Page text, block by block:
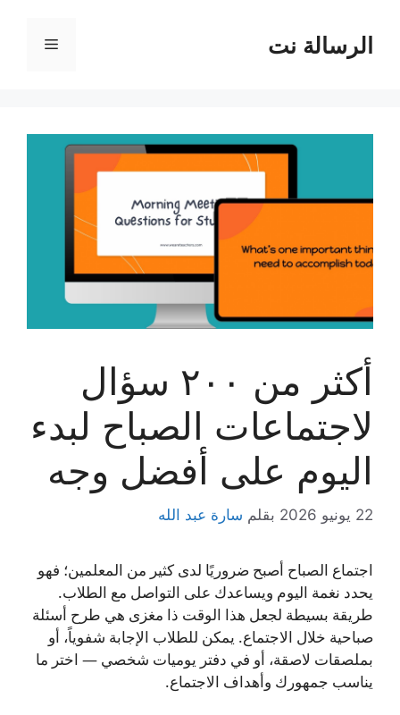
المحتوىالرسالة نت القائمة
أكثر من ٢٠٠ سؤال
لاجتماعات الصباح لبدء
اليوم على أفضل وجه
22 يونيو 2026 بقلم سارة عبد الله
اجتماع الصباح أصبح ضروريًا لدى كثير من المعلمين؛ فهو
يحدد نغمة اليوم ويساعدك على التواصل مع الطلاب.
طريقة بسيطة لجعل هذا الوقت ذا مغزى هي طرح أسئلة
صباحية خلال الاجتماع. يمكن للطلاب الإجابة شفوياً، أو
بملصقات لاصقة، أو في دفتر يوميات شخصي — اختر ما
يناسب جمهورك وأهداف الاجتماع.